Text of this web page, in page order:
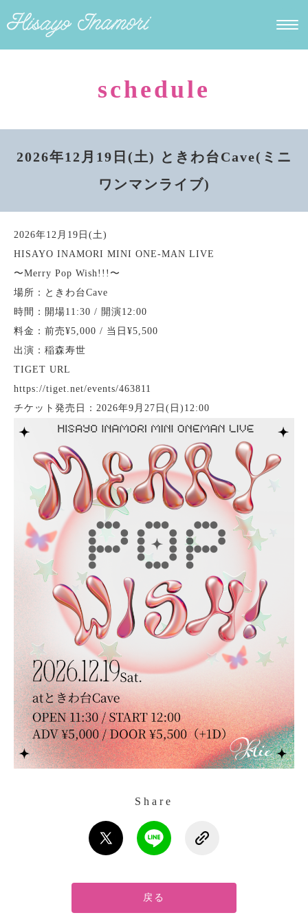
schedule
2026年12月19日(土) ときわ台Cave(ミニ
ワンマンライブ)
2026年12月19日(土)
HISAYO INAMORI MINI ONE-MAN LIVE
〜Merry Pop Wish!!!〜
場所：ときわ台Cave
時間：開場11:30 / 開演12:00
料金：前売¥5,000 / 当日¥5,500
出演：稲森寿世
TIGET URL
https://tiget.net/events/463811
チケット発売日：2026年9月27日(日)12:00
Share
戻る